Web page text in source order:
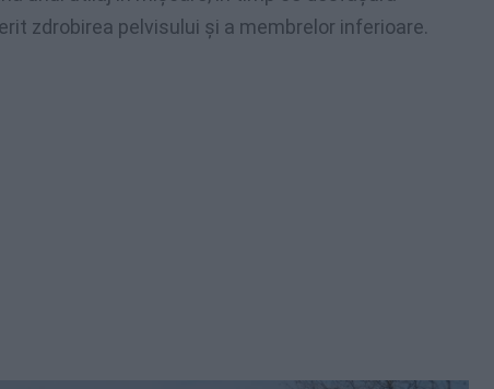
zdrobirea pelvisului și a membrelor inferioare.